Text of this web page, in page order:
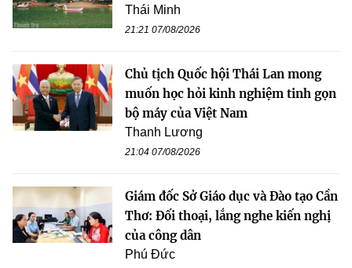
Thái Minh
21:21 07/08/2026
Chủ tịch Quốc hội Thái Lan mong
muốn học hỏi kinh nghiệm tinh gọn
bộ máy của Việt Nam
Thanh Lương
21:04 07/08/2026
Giám đốc Sở Giáo dục và Đào tạo Cần
Thơ: Đối thoại, lắng nghe kiến nghị
của công dân
Phú Đức